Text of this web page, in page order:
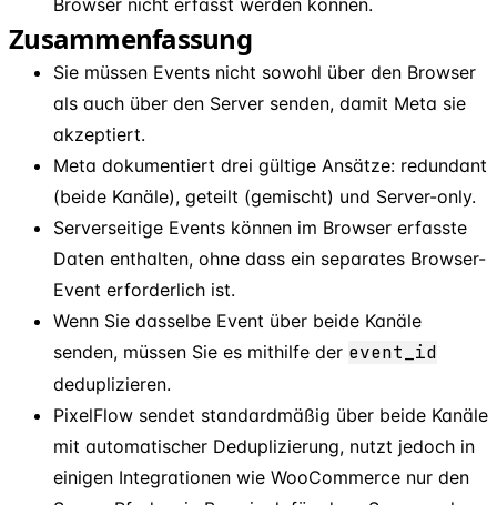
Zusammenfassung
Sie müssen Events nicht sowohl über den Browser
als auch über den Server senden, damit Meta sie
akzeptiert.
Meta dokumentiert drei gültige Ansätze: redundant
(beide Kanäle), geteilt (gemischt) und Server-only.
Serverseitige Events können im Browser erfasste
Daten enthalten, ohne dass ein separates Browser-
Event erforderlich ist.
Wenn Sie dasselbe Event über beide Kanäle
senden, müssen Sie es mithilfe der event id
deduplizieren.
PixelFlow sendet standardmäßig über beide Kanäle
mit automatischer Deduplizierung, nutzt jedoch in
einigen Integrationen wie WooCommerce nur den